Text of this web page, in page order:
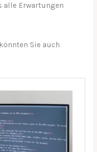
alle Erwartungen
Sie auch